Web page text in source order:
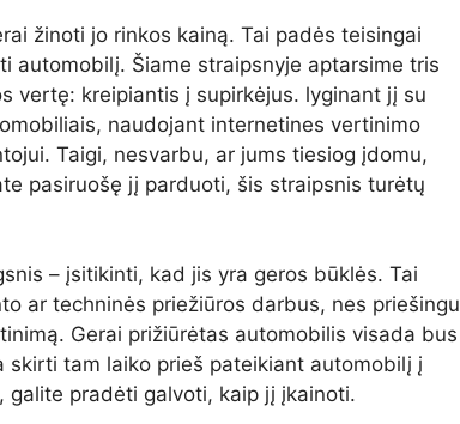
žinoti jo rinkos kainą. Tai padės teisingai
automobilį. Šiame straipsnyje aptarsime tris
vertę: kreipiantis į supirkėjus. lyginant jį su
naudojant internetines vertinimo
Taigi, nesvarbu, ar jums tiesiog įdomu,
pasiruošę jį parduoti, šis straipsnis turėtų
– įsitikinti, kad jis yra geros būklės. Tai
ar techninės priežiūros darbus, nes priešingu
Gerai prižiūrėtas automobilis visada bus
tam laiko prieš pateikiant automobilį į
galite pradėti galvoti, kaip jį įkainoti.